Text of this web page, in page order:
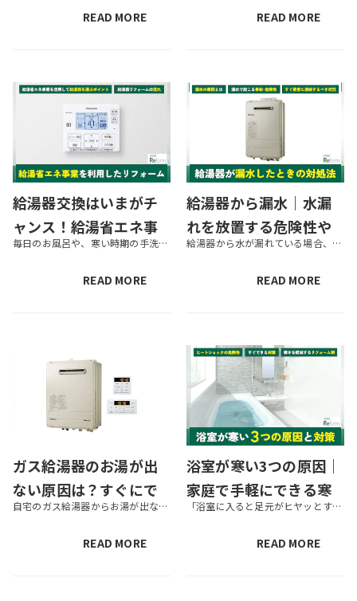
READ MORE
クポイントも解説
READ MORE
給湯器交換はいまがチ
ャンス！給湯省エネ事
業を利用したリフォー毎日のお風呂や、寒い時期の手洗い・お皿洗いに欠かせない給湯器は、故障時や寿命にあわせて交換するのが一般的です。しかし最近は、長い目で見て出費を抑えるために、省エネ効果の高い給湯器へと交換する家庭も増えています。そうした給...
READ MORE
給湯器から漏水｜水漏
れを放置する危険性や
正しい対処法を解説
給湯器から水が漏れている場合、故障の恐れがあります。漏水の原因によっては、そのまま放置すると事故につながる可能性があるため注意が必要です。 この記事では、給湯器から漏水して困っている人に向けて、漏水の原因や対処法を解説し...
READ MORE
ガス給湯器のお湯が出
ない原因は？すぐにで
きるケース別の対処法
を詳しく解説
自宅のガス給湯器からお湯が出ない場合、さまざまな原因が考えられます。正しく原因を把握したうえで、適切な対処をすることが大切です。この記事では、給湯器からお湯が出なくて困っている人に向けて、お湯が出ないときにチェックすべき...
READ MORE
浴室が寒い3つの原因｜
家庭で手軽にできる寒
さ対策や、おすすめリ
フォームも解説！
「浴室に入ると足元がヒヤッとする」「湯船に浸かっていても肩から上が寒い」など、冬場のお風呂に関する悩みを抱えている方は多いもの。ひんやり寒い浴室には健康上のリスクもあるため、早めの寒さ対策がおすすめです。 本記事では、浴...
READ MORE